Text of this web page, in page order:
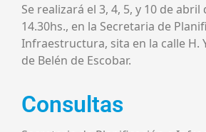
Se realizará el 3, 4, 5, y 10 de abril
14.30hs., en la Secretaria de
Infraestructura, sita en la calle H.
de Belén de Escobar.
Consultas